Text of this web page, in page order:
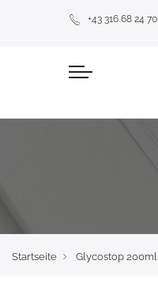
+43 316 68 24 70
Startseite Glycostop 200ml